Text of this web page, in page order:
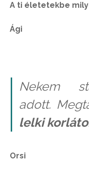
A ti életetekbe
Ági
Nekem
adott.
lelki
Orsi